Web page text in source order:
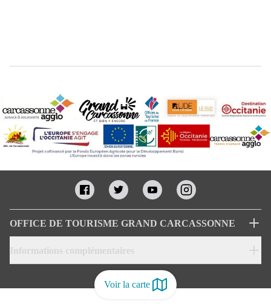
Voir la carte
OFFICE DE TOURISME GRAND CARCASSONNE
Informations complémentaires